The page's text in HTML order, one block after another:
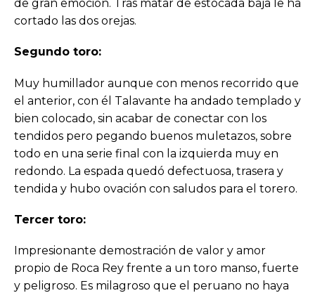
de gran emoción. Tras matar de estocada baja le ha
cortado las dos orejas.
Segundo toro:
Muy humillador aunque con menos recorrido que
el anterior, con él Talavante ha andado templado y
bien colocado, sin acabar de conectar con los
tendidos pero pegando buenos muletazos, sobre
todo en una serie final con la izquierda muy en
redondo. La espada quedó defectuosa, trasera y
tendida y hubo ovación con saludos para el torero.
Tercer toro:
Impresionante demostración de valor y amor
propio de Roca Rey frente a un toro manso, fuerte
y peligroso. Es milagroso que el peruano no haya